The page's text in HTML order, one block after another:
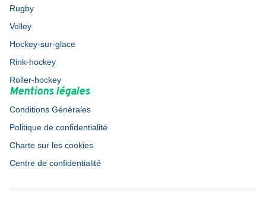
Rugby
Volley
Hockey-sur-glace
Rink-hockey
Roller-hockey
Mentions légales
Conditions Générales
Politique de confidentialité
Charte sur les cookies
Centre de confidentialité